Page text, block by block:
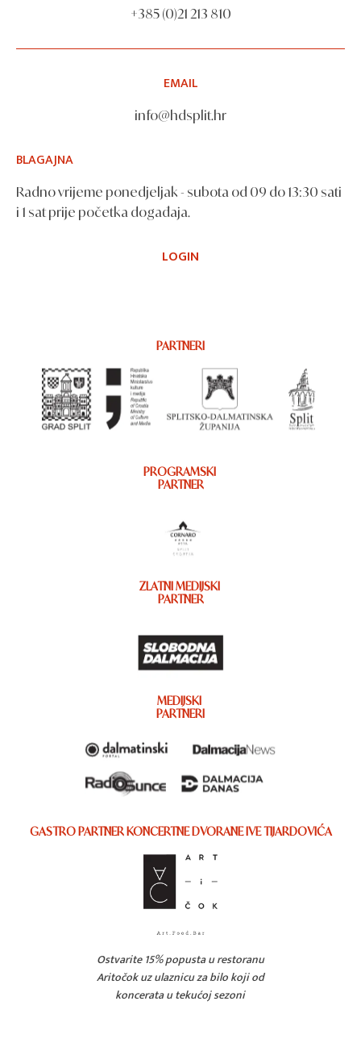
+385 (0)21 213 810
EMAIL
info@hdsplit.hr
BLAGAJNA
Radno vrijeme ponedjeljak - subota od 09 do 13:30 sati
i 1 sat prije početka događaja.
LOGIN
PARTNERI
PROGRAMSKI
PARTNER
ZLATNI MEDIJSKI
PARTNER
MEDIJSKI
PARTNERI
GASTRO PARTNER KONCERTNE DVORANE IVE TIJARDOVIĆA
Ostvarite 15% popusta u restoranu
Aritočok uz ulaznicu za bilo koji od
koncerata u tekućoj sezoni